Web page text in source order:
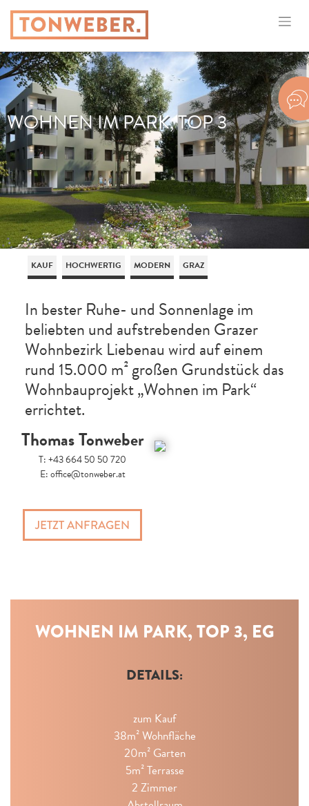
WOHNEN IM PARK, TOP 3
KAUF HOCHWERTIG MODERN GRAZ
In bester Ruhe- und Sonnenlage im
beliebten und aufstrebenden Grazer
Wohnbezirk Liebenau wird auf einem
rund 15.000 m² großen Grundstück das
Wohnbauprojekt „Wohnen im Park“
errichtet.
Thomas Tonweber
T:+43 664 50 50 720
E:office@tonweber.at
JETZT ANFRAGEN
WOHNEN IM PARK, TOP 3, EG
DETAILS:
zum Kauf
38m² Wohnfläche
20m² Garten
5m² Terrasse
2 Zimmer